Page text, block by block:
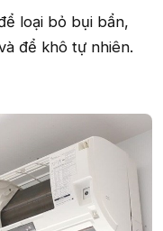
loại bỏ bụi bẩn,
để khô tự nhiên.